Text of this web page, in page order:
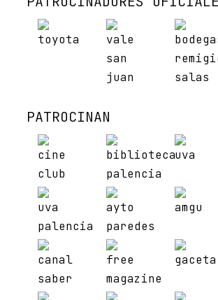
PATROCINAN